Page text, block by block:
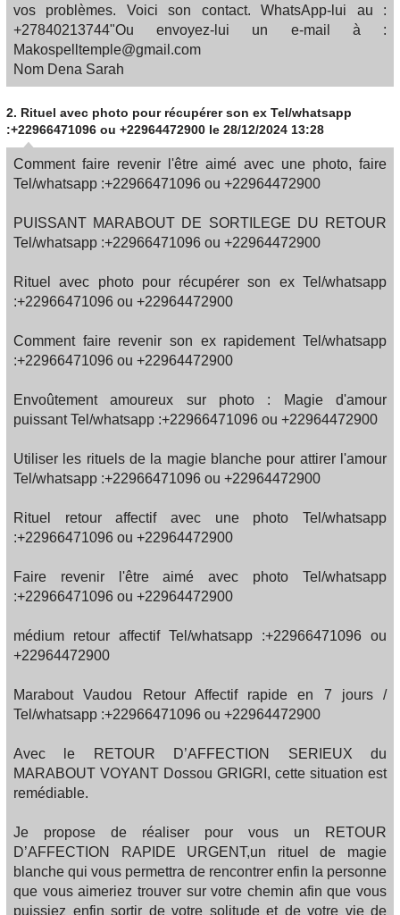
vos problèmes. Voici son contact. WhatsApp-lui au :
+27840213744"Ou envoyez-lui un e-mail à :
Makospelltemple@gmail.com
Nom Dena Sarah
2. Rituel avec photo pour récupérer son ex Tel/whatsapp
:+22966471096 ou +22964472900 le 28/12/2024 13:28
Comment faire revenir l'être aimé avec une photo, faire
Tel/whatsapp :+22966471096 ou +22964472900
PUISSANT MARABOUT DE SORTILEGE DU RETOUR
Tel/whatsapp :+22966471096 ou +22964472900
Rituel avec photo pour récupérer son ex Tel/whatsapp
:+22966471096 ou +22964472900
Comment faire revenir son ex rapidement Tel/whatsapp
:+22966471096 ou +22964472900
Envoûtement amoureux sur photo : Magie d'amour
puissant Tel/whatsapp :+22966471096 ou +22964472900
Utiliser les rituels de la magie blanche pour attirer l'amour
Tel/whatsapp :+22966471096 ou +22964472900
Rituel retour affectif avec une photo Tel/whatsapp
:+22966471096 ou +22964472900
Faire revenir l'être aimé avec photo Tel/whatsapp
:+22966471096 ou +22964472900
médium retour affectif Tel/whatsapp :+22966471096 ou
+22964472900
Marabout Vaudou Retour Affectif rapide en 7 jours /
Tel/whatsapp :+22966471096 ou +22964472900
Avec le RETOUR D’AFFECTION SERIEUX du
MARABOUT VOYANT Dossou GRIGRI, cette situation est
remédiable.
Je propose de réaliser pour vous un RETOUR
D’AFFECTION RAPIDE URGENT,un rituel de magie
blanche qui vous permettra de rencontrer enfin la personne
que vous aimeriez trouver sur votre chemin afin que vous
puissiez enfin sortir de votre solitude et de votre vie de